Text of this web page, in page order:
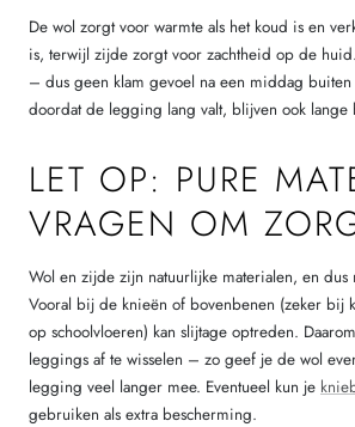
De wol zorgt voor warmte als het koud is en
is, terwijl zijde zorgt voor zachtheid op de
– dus geen klam gevoel na een middag buiten
doordat de legging lang valt, blijven ook lange
LET OP: PURE
VRAGEN OM
Wol en zijde zijn natuurlijke materialen, en dus
Vooral bij de knieën of bovenbenen (zeker bij
op schoolvloeren) kan slijtage optreden.
leggings af te wisselen – zo geef je de wol
legging veel langer mee. Eventueel kun je
gebruiken als extra bescherming.